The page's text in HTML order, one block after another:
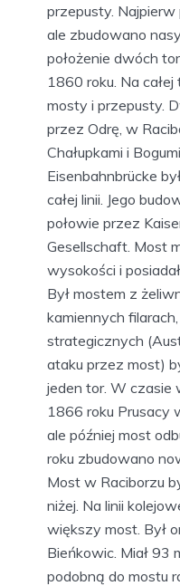
przepusty. Najpierw
ale zbudowano
położenie dwóch
1860 roku. Na
mosty i przepusty.
przez Odrę, w
Chałupkami i
Eisenbahnbrücke
całej linii. Jego
połowie przez
Gesellschaft. Most
wysokości i
Był mostem z
kamiennych
strategicznych
ataku przez most)
jeden tor. W czasie
1866 roku Prusacy
ale później most
roku zbudowano
Most w Raciborzu
niżej. Na linii
większy most. Był
Bieńkowic. Miał 93
podobną do mostu